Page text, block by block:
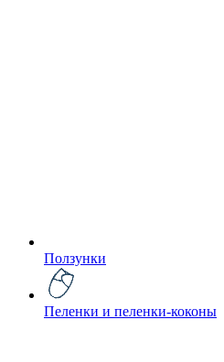
Ползунки
Пеленки и пеленки-коконы